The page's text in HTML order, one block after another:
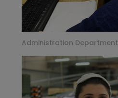
Administration Department